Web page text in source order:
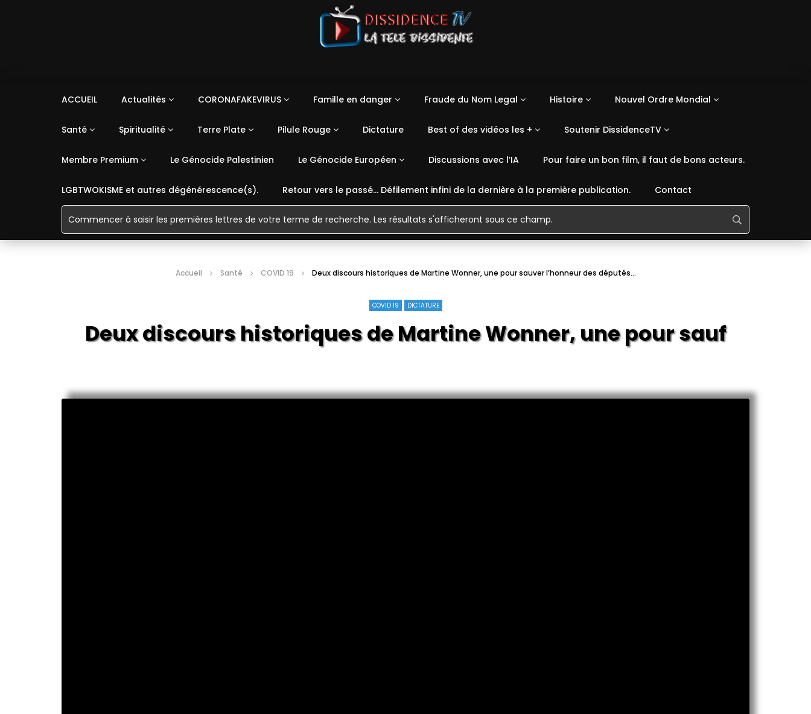
ACCUEIL Actualités CORONAFAKEVIRUS Famille en danger Fraude du Nom Legal Histoire Nouvel Ordre Mondial
Santé Spiritualité Terre Plate Pilule Rouge Dictature Best of des vidéos les + Soutenir DissidenceTV
Membre Premium Le Génocide Palestinien Le Génocide Européen Discussions avec l’IA Pour faire un bon film, il faut de bons acteurs.
LGBTWOKISME et autres dégénérescence(s). Retour vers le passé… Défilement infini de la dernière à la première publication. Contact
Accueil Santé COVID 19 Deux discours historiques de Martine Wonner, une pour sauver l’honneur des députés…
COVID 19 DICTATURE
Deux discours historiques de Martine Wonner, une pour sauver